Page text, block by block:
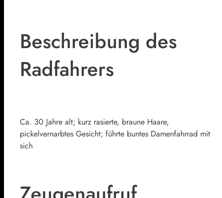
Beschreibung des
Radfahrers
Ca. 30 Jahre alt; kurz rasierte, braune Haare,
pickelvernarbtes Gesicht; führte buntes Damenfahrrad mit
sich